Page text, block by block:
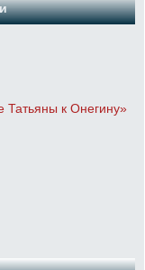
Татьяны к Онегину»